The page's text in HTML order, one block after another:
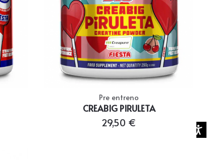
Pre entreno
CREABIG PIRULETA
29,50 €